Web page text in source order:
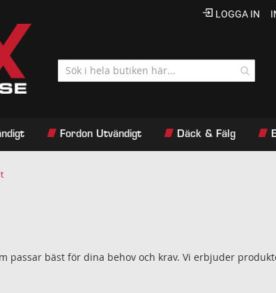
LOGGA IN
Fordon Utvändigt Däck & Fälg
passar bäst för dina behov och krav. Vi erbjuder